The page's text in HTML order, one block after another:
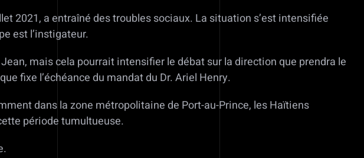
2021, a entraîné des troubles sociaux. La situation s’est intensifiée
est l’instigateur.
mais cela pourrait intensifier le débat sur la direction que prendra le
fixe l’échéance du mandat du Dr. Ariel Henry.
dans la zone métropolitaine de Port-au-Prince, les Haïtiens
période tumultueuse.